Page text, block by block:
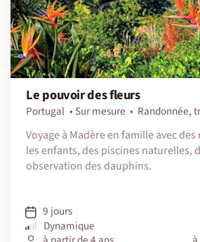
Le pouvoir des fleurs
Portugal Sur mesure
Randonnée,
Voyage à Madère en famille avec
les enfants, des piscines naturelles,
observation des dauphins.
9 jours
Dynamique